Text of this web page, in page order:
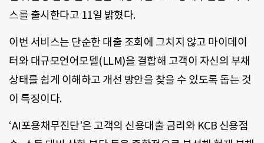
스를 출시한다고 11일 밝혔다.
이번 서비스는 단순한 대출 조회에 그치지 않고 마이데이
터와 대규모언어모델(LLM)을 결합해 고객이 자신의 부채
상태를 쉽게 이해하고 개선 방안을 찾을 수 있도록 돕는 것
이 특징이다.
‘AI포용채무진단’은 고객의 신용대출 금리와 KCB 신용점